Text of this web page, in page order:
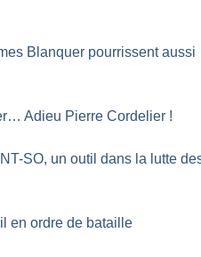
Blanquer pourrissent aussi
Adieu Pierre Cordelier !
SO, un outil dans la lutte
en ordre de bataille